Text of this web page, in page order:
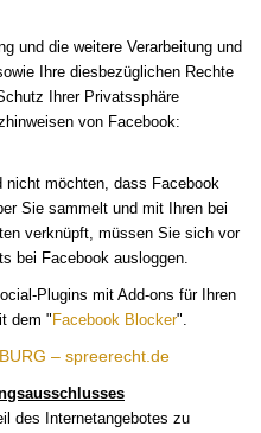
und die weitere Verarbeitung und
Ihre diesbezüglichen Rechte
Ihrer Privatssphäre
von Facebook:
nicht möchten, dass Facebook
Sie sammelt und mit Ihren bei
verknüpft, müssen Sie sich vor
bei Facebook ausloggen.
Plugins mit Add-ons für Ihren
dem " Facebook Blocker".
– spreerecht.de
des Internetangebotes zu